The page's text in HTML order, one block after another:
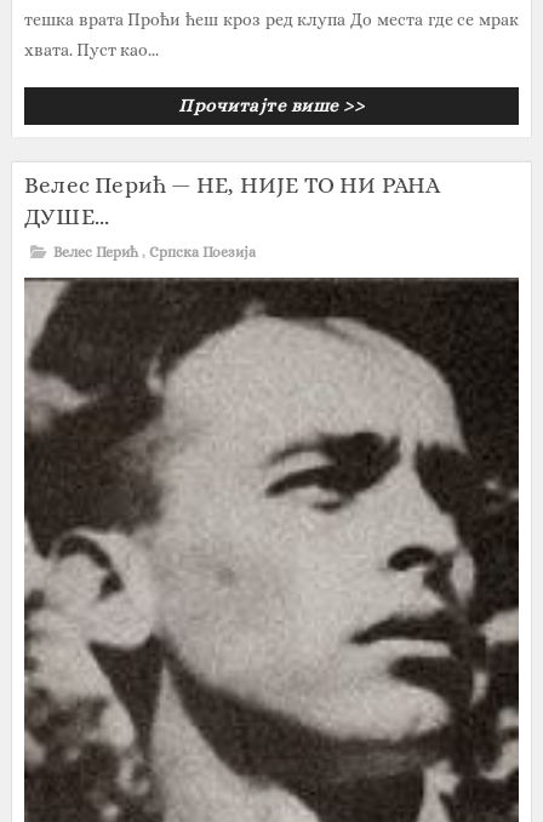
тешка врата Проћи ћеш кроз ред клупа До места где се мрак
хвата. Пуст као...
Прочитајте више >>
Велес Перић — НЕ, НИЈЕ ТО НИ РАНА
ДУШЕ...
Велес Перић , Српска Поезија